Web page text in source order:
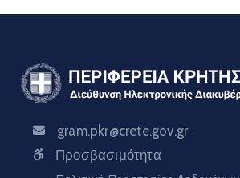
gram.pkr@crete.gov.gr
Προσβασιμότητα